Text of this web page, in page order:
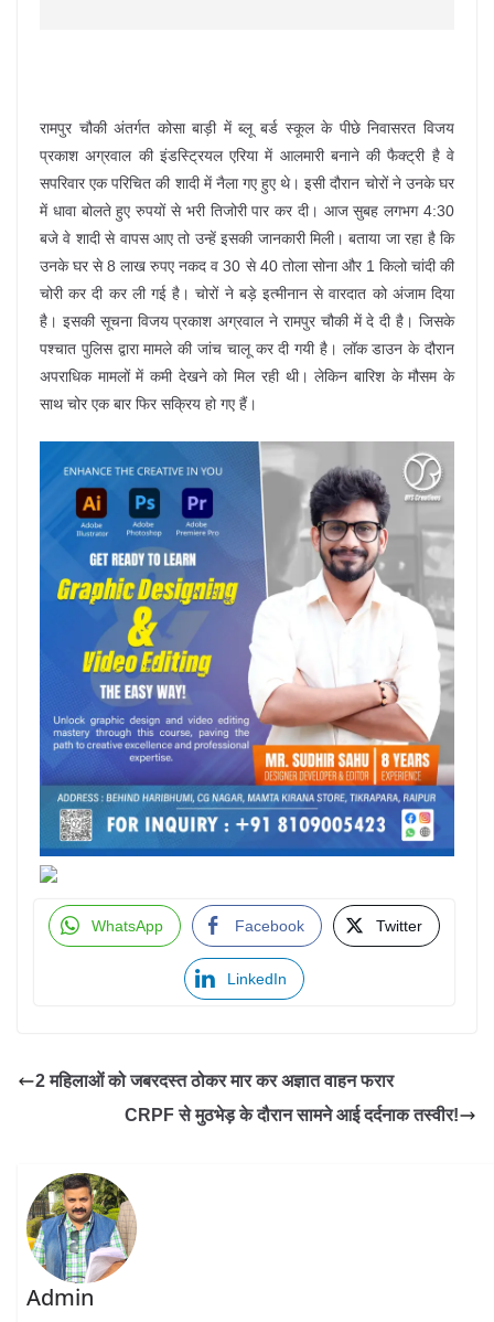
रामपुर चौकी अंतर्गत कोसा बाड़ी में ब्लू बर्ड स्कूल के पीछे निवासरत विजय
प्रकाश अग्रवाल की इंडस्ट्रियल एरिया में आलमारी बनाने की फैक्ट्री है वे
सपरिवार एक परिचित की शादी में नैला गए हुए थे। इसी दौरान चोरों ने उनके घर
में धावा बोलते हुए रुपयों से भरी तिजोरी पार कर दी। आज सुबह लगभग 4:30
बजे वे शादी से वापस आए तो उन्हें इसकी जानकारी मिली। बताया जा रहा है कि
उनके घर से 8 लाख रुपए नकद व 30 से 40 तोला सोना और 1 किलो चांदी की
चोरी कर दी कर ली गई है। चोरों ने बड़े इत्मीनान से वारदात को अंजाम दिया
है। इसकी सूचना विजय प्रकाश अग्रवाल ने रामपुर चौकी में दे दी है। जिसके
पश्चात पुलिस द्वारा मामले की जांच चालू कर दी गयी है। लॉक डाउन के दौरान
अपराधिक मामलों में कमी देखने को मिल रही थी। लेकिन बारिश के मौसम के
साथ चोर एक बार फिर सक्रिय हो गए हैं।
WhatsApp Facebook Twitter
LinkedIn
2 महिलाओं को जबरदस्त ठोकर मार कर अज्ञात वाहन फरार
CRPF से मुठभेड़ के दौरान सामने आई दर्दनाक तस्वीर!
Admin